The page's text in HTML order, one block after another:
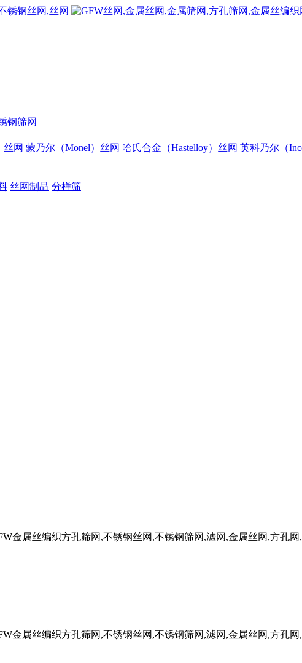
钢筛网
丝网 蒙乃尔（Monel）丝网 哈氏合金（Hastelloy）丝网 英科乃尔（
丝网制品 分样筛
金属丝编织方孔筛网,不锈钢丝网,不锈钢筛网,滤网,金属丝网,方孔网
金属丝编织方孔筛网,不锈钢丝网,不锈钢筛网,滤网,金属丝网,方孔网